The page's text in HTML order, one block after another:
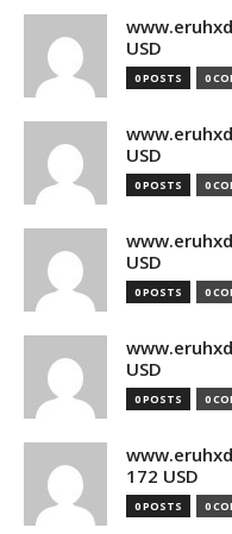
USD
0 POSTS 0
USD
0 POSTS 0
USD
0 POSTS 0
USD
0 POSTS 0
172 USD
0 POSTS 0